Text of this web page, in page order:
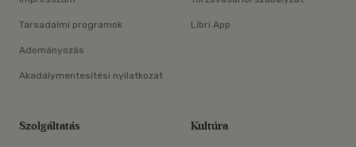
Társadalmi programok
Adományozás
Akadálymentesítési nyilatkozat
Libri App
Szolgáltatás Kultúra